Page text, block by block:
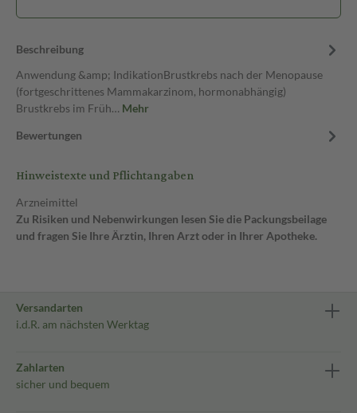
Beschreibung
Anwendung &amp; IndikationBrustkrebs nach der Menopause
(fortgeschrittenes Mammakarzinom, hormonabhängig)
Brustkrebs im Früh… Mehr
Bewertungen
Hinweistexte und Pflichtangaben
Arzneimittel
Zu Risiken und Nebenwirkungen lesen Sie die Packungsbeilage
und fragen Sie Ihre Ärztin, Ihren Arzt oder in Ihrer Apotheke.
Versandarten
i.d.R. am nächsten Werktag
Zahlarten
sicher und bequem